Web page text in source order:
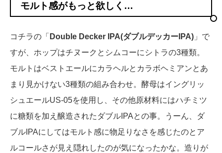
モルト感がもっと欲しく…
コチラの「 Double Decker IPA(ダブルデッカーIPA) 」で
すが、ホップはチヌークとシムコーにシトラの3種類。
モルトはベストエールにカラヘルとカラボヘミアンとあ
まり見かけない3種類の組み合わせ。酵母はイングリッ
シュエールUS-05を使用し、その他原材料にはハチミツ
に糖類を加え醸造されたダブルIPAとの事。うーん、ダ
ブルIPAにしてはモルト感に物足りなさを感じたのとア
ルコールさが見え隠れしたのが気になったかな。造りが